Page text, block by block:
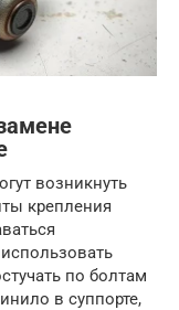
возникнуть
крепления
по болтам
в суппорте,